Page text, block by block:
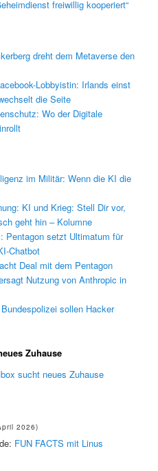
freiwillig kooperiert“
dreht dem Metaverse den
Lobbyistin: Irlands einst
die Seite
Wo der Digitale
im Militär: Wenn die KI die
KI und Krieg: Stell Dir vor,
geht hin – Kolumne
Pentagon setzt Ultimatum für
Chatbot
Deal mit dem Pentagon
Nutzung von Anthropic in
sollen Hacker
Zuhause
sucht neues Zuhause
2026)
FUN FACTS mit Linus